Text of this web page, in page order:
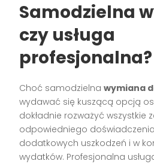
Samodzielna
czy usługa
profesjonalna?
Choć samodzielnawymiana
wydawać się kuszącą opcją
dokładnie rozważyć wszystkie
odpowiedniego
dodatkowych uszkodzeń i w
wydatków. Profesjonalna